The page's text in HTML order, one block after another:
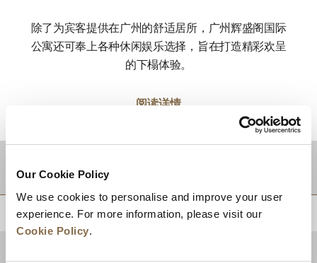
Our Cookie Policy
We use cookies to personalise and improve your user
experience. For more information, please visit our
Cookie Policy.
除了为宾客提供在广州的舒适居所，广州辉盛阁国际
公寓还可奉上各种休闲娱乐选择，旨在打造精彩欢呈
的下榻体验。
阅读详情
目的地